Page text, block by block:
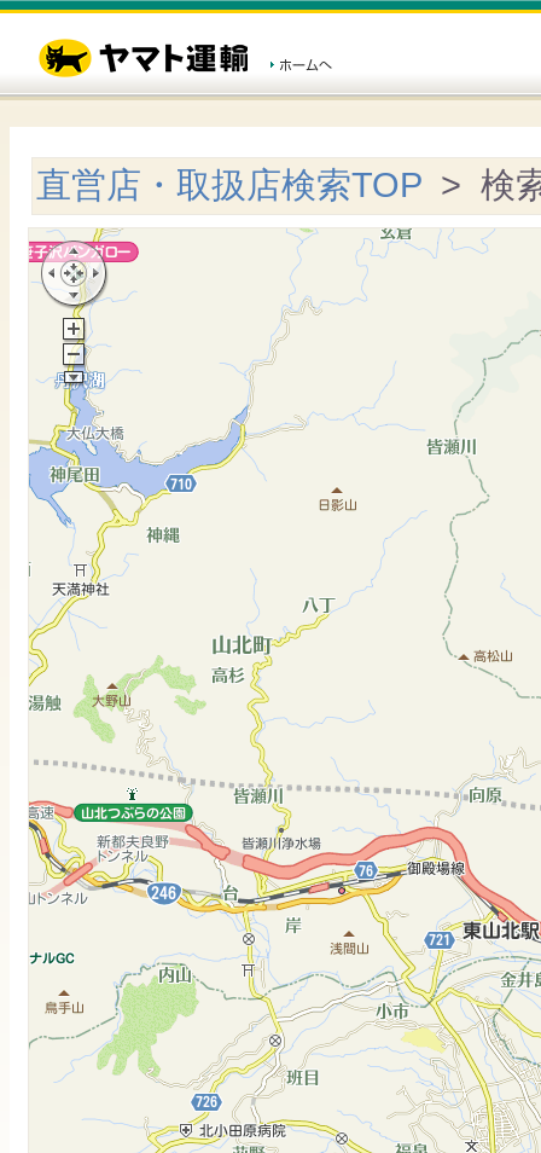
直営店・取扱店検索TOP > 検